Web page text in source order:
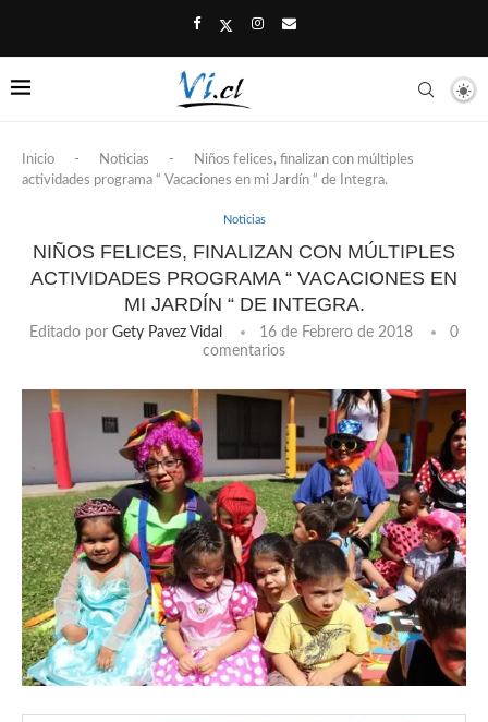
Inicio - Noticias -
Niños felices, finalizan con múltiples
actividades programa “ Vacaciones en mi Jardín “ de Integra.
Noticias
NIÑOS FELICES, FINALIZAN CON MÚLTIPLES
ACTIVIDADES PROGRAMA “ VACACIONES EN
MI JARDÍN “ DE INTEGRA.
Editado por Gety Pavez Vidal 16 de Febrero de 2018
0
comentarios